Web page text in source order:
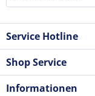
Service Hotline
Shop Service
Informationen